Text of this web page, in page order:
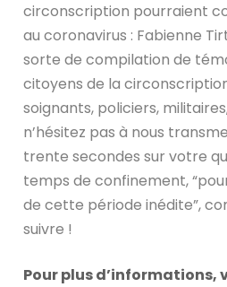
circonscription pourraient
au coronavirus : Fabienne
sorte de compilation de
citoyens de la
soignants, policiers,
n’hésitez pas à nous
trente secondes sur votre
temps de confinement,
de cette période inédite”,
suivre !
Pour plus d’informations,